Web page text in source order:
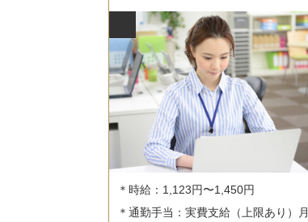
＊時給：1,123円〜1,450円
＊通勤手当：実費支給（上限あり）月